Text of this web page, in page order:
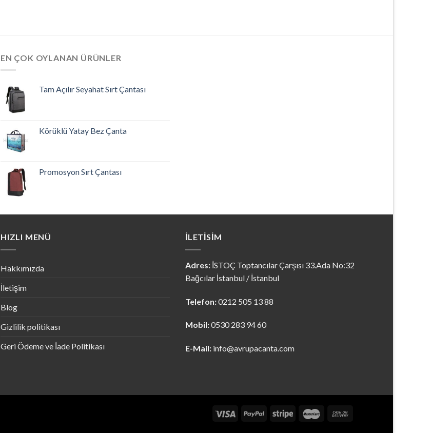
EN ÇOK OYLANAN ÜRÜNLER
Tam Açılır Seyahat Sırt Çantası
Körüklü Yatay Bez Çanta
Promosyon Sırt Çantası
HIZLI MENÜ
Hakkımızda
İletişim
Blog
Gizlilik politikası
Geri Ödeme ve İade Politikası
İLETISIM
Adres: İSTOÇ Toptancılar Çarşısı 33.Ada No:32
Bağcılar İstanbul / İstanbul
Telefon:0212 505 13 88
Mobil:0530 283 94 60
E-Mail: info@avrupacanta.com